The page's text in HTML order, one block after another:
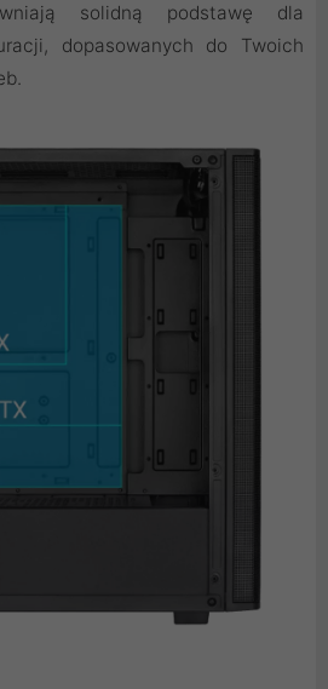
solidną podstawę dla
dopasowanych do Twoich